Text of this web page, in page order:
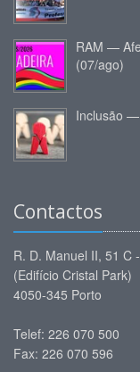
RAM —
(07/ago)
Inclusão
Contactos
R. D. Manuel II, 51 C
(Edifício Cristal Park)
4050-345 Porto
Telef: 226 070 500
Fax: 226 070 596